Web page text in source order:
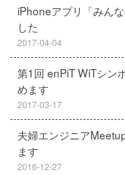
iPhoneアプリ「みん
した
2017-04-04
第1回 enPiT WiTシン
めます
2017-03-17
夫婦エンジニア
ます
2016-12-27